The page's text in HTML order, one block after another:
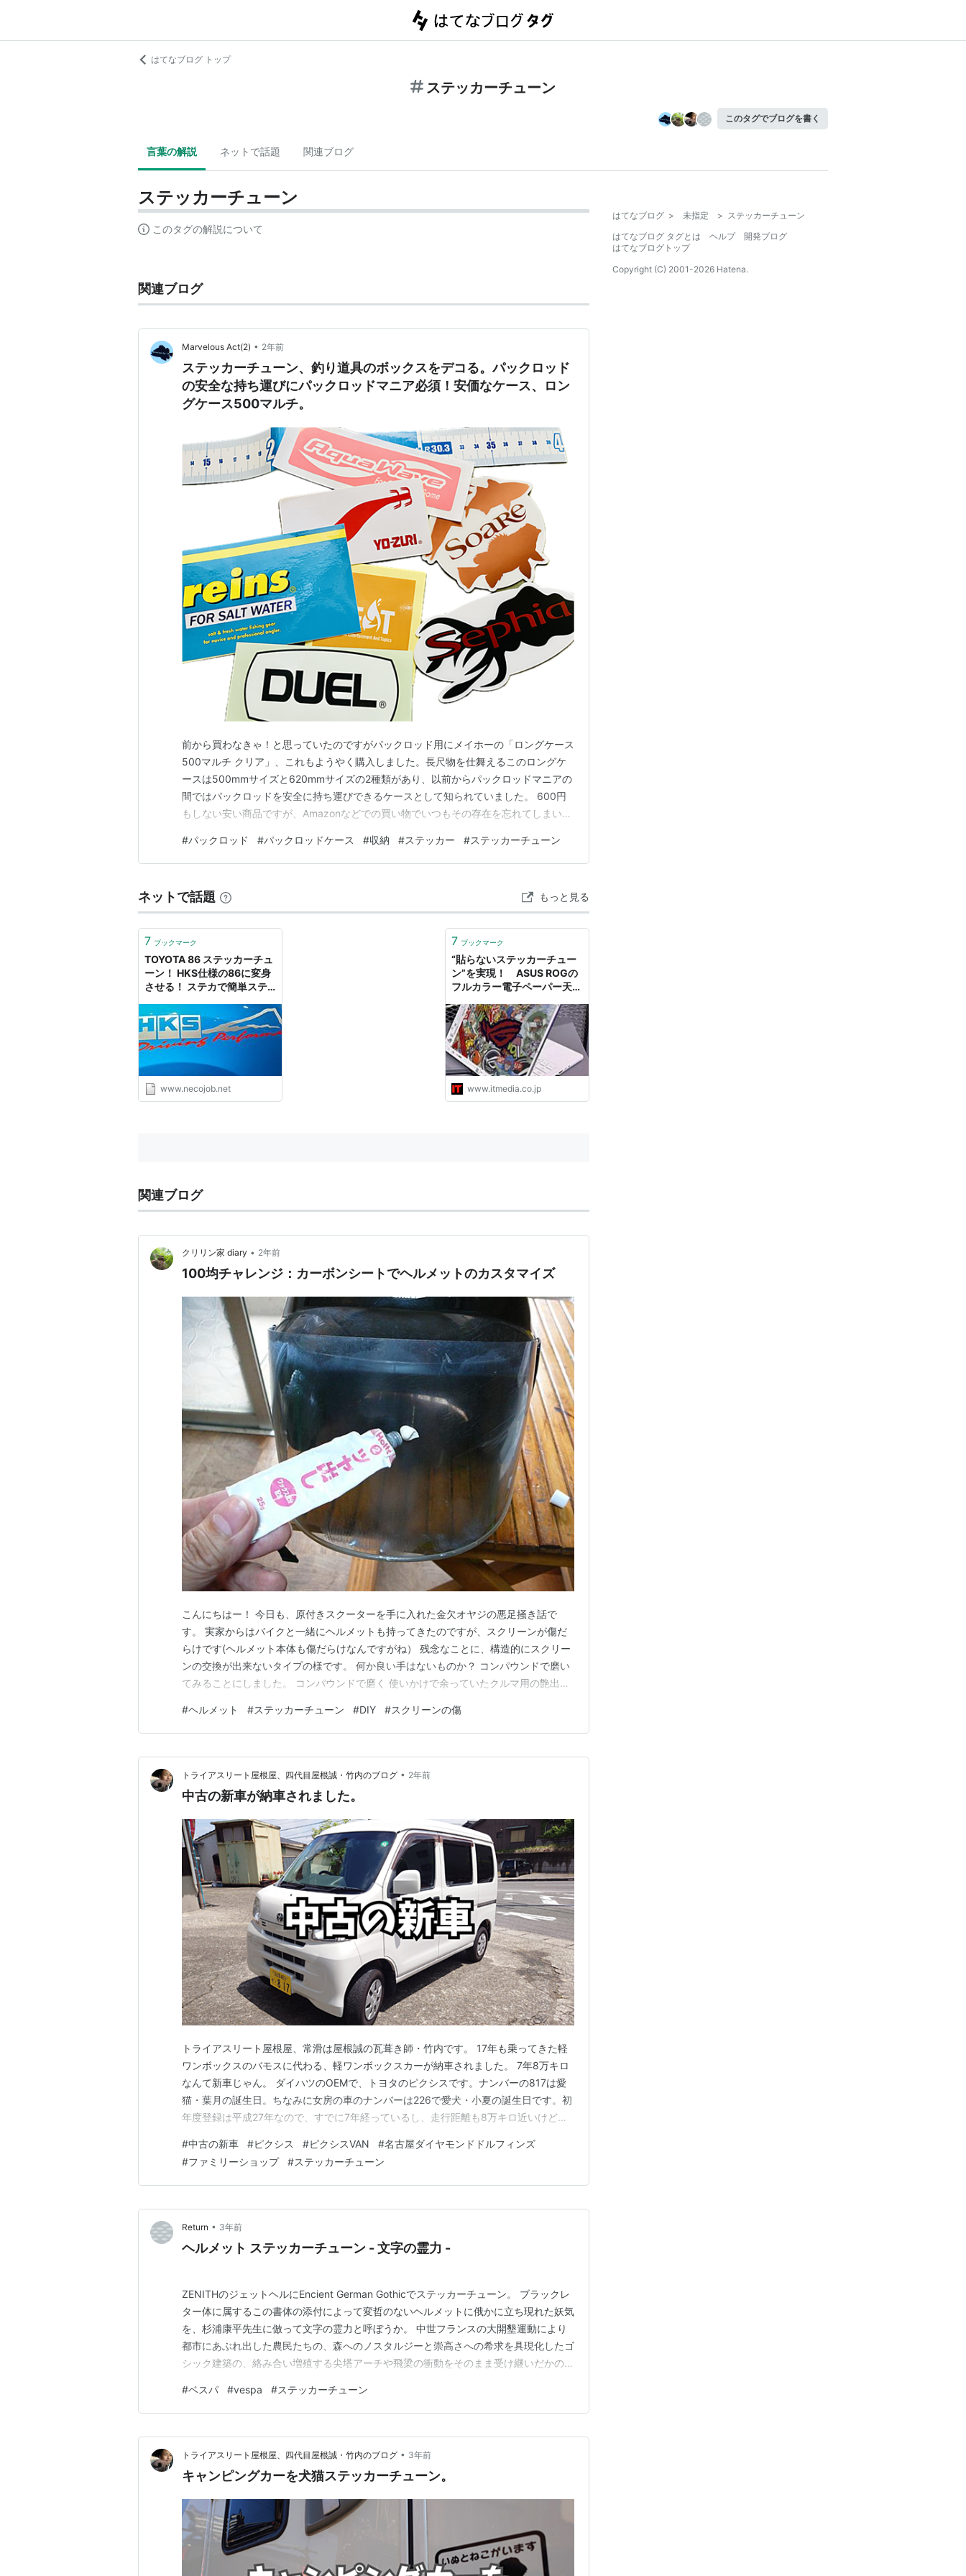
はてなブログ トップ
ステッカーチューン
このタグでブログを書く
言葉の解説 ネットで話題 関連ブログ
ステッカーチューン
このタグの解説について
関連ブログ
Marvelous Act(2) • 2年前
ステッカーチューン、釣り道具のボックスをデコる。パックロッド
の安全な持ち運びにパックロッドマニア必須！安価なケース、ロン
グケース500マルチ。
前から買わなきゃ！と思っていたのですがパックロッド用にメイホーの「ロングケース
500マルチ クリア」、これもようやく購入しました。長尺物を仕舞えるこのロングケ
ースは500mmサイズと620mmサイズの2種類があり、以前からパックロッドマニアの
間ではパックロッドを安全に持ち運びできるケースとして知られていました。 600円
もしない安い商品ですが、Amazonなどでの買い物でいつもその存在を忘れてしまい、
トはこちら↓ meihokagaku.co.jp これがロングケース500です。内寸が500mmになり
ます。つまり50…
#パックロッド #パックロッドケース #収納 #ステッカー #ステッカーチューン
ネットで話題 もっと見る
7 ブックマーク
TOYOTA 86 ステッカーチュ
ーン！ HKS仕様の86に変身
させる！ ステカで簡単ステ
www.necojob.net
7 ブックマーク
“貼らないステッカーチュー
ン”を実現！ ASUS ROGの
フルカラー電子ペーパー天板
完成度が高くて物欲を刺激す
る
www.itmedia.co.jp
関連ブログ
クリリン家 diary • 2年前
100均チャレンジ：カーボンシートでヘルメットのカスタマイズ
こんにちはー！ 今日も、原付きスクーターを手に入れた金欠オヤジの悪足掻き話で
す。 実家からはバイクと一緒にヘルメットも持ってきたのですが、スクリーンが傷だ
らけです(ヘルメット本体も傷だらけなんですがね） 残念なことに、構造的にスクリー
ンの交換が出来ないタイプの様です。 何か良い手はないものか？ コンパウンドで磨い
てみることにしました。 コンパウンドで磨く 使いかけで余っていたクルマ用の艶出し
(^_^;) 小傷は薄くなったような？ まぁ、クルマのボディー用ですからねぇ〜なんとなく
予想はしてましたよ。 やっぱりプラスチ…
#ヘルメット #ステッカーチューン #DIY #スクリーンの傷
トライアスリート屋根屋、四代目屋根誠・竹内のブログ • 2年前
中古の新車が納車されました。
トライアスリート屋根屋、常滑は屋根誠の瓦葺き師・竹内です。 17年も乗ってきた軽
ワンボックスのバモスに代わる、軽ワンボックスカーが納車されました。 7年8万キロ
なんて新車じゃん。 ダイハツのOEMで、トヨタのピクシスです。ナンバーの817は愛
猫・葉月の誕生日。ちなみに女房の車のナンバーは226で愛犬・小夏の誕生日です。初
年度登録は平成27年なので、すでに7年経っているし、走行距離も8万キロ近いけど、
ューンするも、白いボディが面白くない。 まずは名古屋ダイヤモンドドルフィンズの
ステッカーを貼りました。我が社はドルフ…
#中古の新車 #ピクシス #ピクシスVAN #名古屋ダイヤモンドドルフィンズ
#ファミリーショップ #ステッカーチューン
Return • 3年前
ヘルメット ステッカーチューン - 文字の霊力 -
ZENITHのジェットヘルにEncient German Gothicでステッカーチューン。 ブラックレ
ター体に属するこの書体の添付によって変哲のないヘルメットに俄かに立ち現れた妖気
を、杉浦康平先生に倣って文字の霊力と呼ぼうか。 中世フランスの大開墾運動により
都市にあぶれ出した農民たちの、森へのノスタルジーと崇高さへの希求を具現化したゴ
シック建築の、絡み合い増殖する尖塔アーチや飛梁の衝動をそのまま受け継いだかのよ
のガーゴイルの咆哮と共に、SNELL規格を超克するだろう霊力の護符として、あの琵
琶法師が失念した側頭部近辺…
#ベスパ #vespa #ステッカーチューン
トライアスリート屋根屋、四代目屋根誠・竹内のブログ • 3年前
キャンピングカーを犬猫ステッカーチューン。
はてなブログ > 未指定 > ステッカーチューン
はてなブログ タグとは
ヘルプ
開発ブログ
はてなブログトップ
Copyright (C) 2001-2026 Hatena.